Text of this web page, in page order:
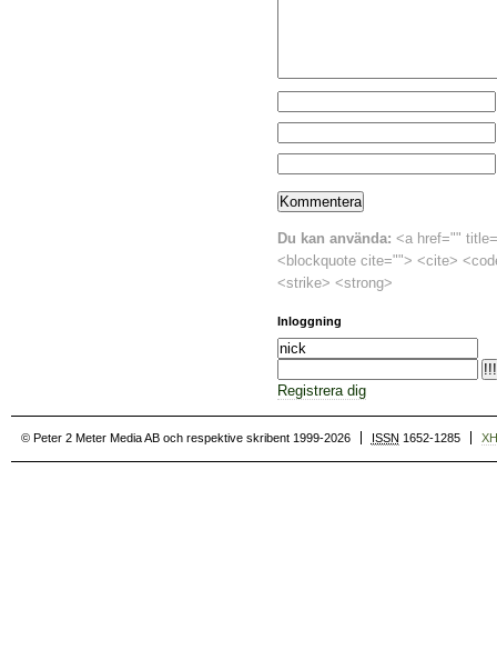
Du kan använda: <a href=""
<blockquote cite=""> <cite>
<strike> <strong>
Inloggning
Registrera dig
© Peter 2 Meter Media AB och respektive skribent 1999-2026 ISSN 1652-1285